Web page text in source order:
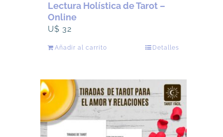
Lectura Holística de Tarot –
Online
U$ 32
Añadir al carrito Detalles